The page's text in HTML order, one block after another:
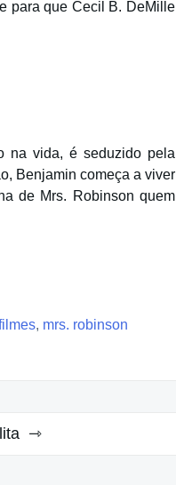
para que Cecil B. DeMille
na vida, é seduzido pela
Benjamin começa a viver
de Mrs. Robinson quem
, mrs. robinson